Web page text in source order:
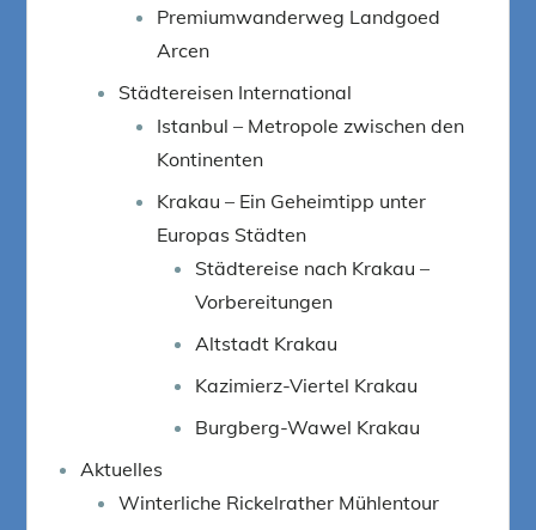
Premiumwanderweg Landgoed
Arcen
Städtereisen International
Istanbul – Metropole zwischen den
Kontinenten
Krakau – Ein Geheimtipp unter
Europas Städten
Städtereise nach Krakau –
Vorbereitungen
Altstadt Krakau
Kazimierz-Viertel Krakau
Burgberg-Wawel Krakau
Aktuelles
Winterliche Rickelrather Mühlentour